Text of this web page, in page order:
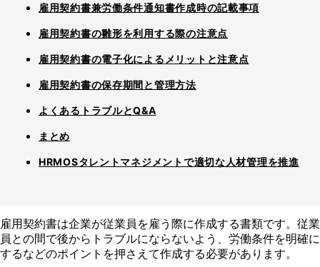
雇用契約書兼労働条件通知書作成時の記載事項
雇用契約書の雛形を利用する際の注意点
雇用契約書の電子化によるメリットと注意点
雇用契約書の保存期間と管理方法
よくあるトラブルとQ&A
まとめ
HRMOSタレントマネジメントで適切な人材管理を推進
雇用契約書は企業が従業員を雇う際に作成する書類です。従業
員との間で後からトラブルにならないよう、労働条件を明確に
するなどのポイントを押さえて作成する必要があります。